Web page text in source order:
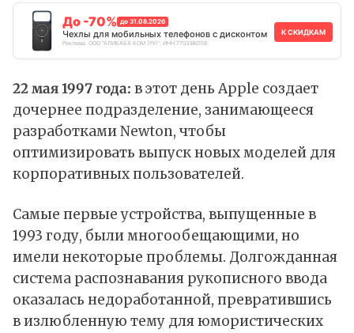
До -70% до 31.08.2026
Чехлы для мобильных телефонов с дисконтом
Реклама. ООО "АЛИБАБА.КОМ (РУ)", ИНН 7703380158
К СКИДКАМ
22 мая 1997 года: в этот день Apple создает
дочернее подразделение, занимающееся
разработками Newton, чтобы
оптимизировать выпуск новых моделей для
корпоративных пользователей.
Самые первые устройства, выпущенные в
1993 году, были многообещающими, но
имели некоторые проблемы. Долгожданная
система распознавания рукописного ввода
оказалась недоработанной, превратившись
в излюбленную тему для юмористических